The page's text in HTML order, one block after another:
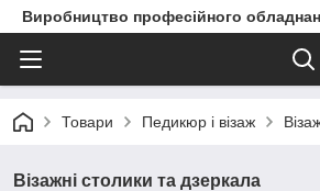
Виробництво професійного
Товари Педикюр і візаж
Візажні столики та дзеркала